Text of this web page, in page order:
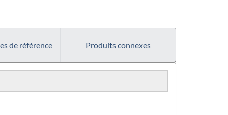
de référence Produits connexes